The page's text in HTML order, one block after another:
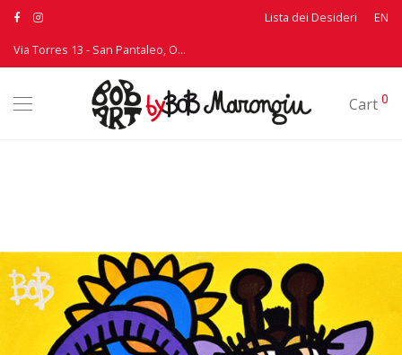
Via Torres 13 - San Pantaleo, Olbia - T: +39 339 3895530
Lista dei Desideri EN
Cart 0